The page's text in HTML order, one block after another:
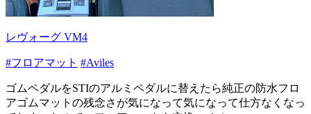
レヴォーグ VM4
#フロアマット #Aviles
ゴムペダルをSTIのアルミペダルに替えたら純正の防水フロ
アゴムマットの残念さが気になって気になって仕方なくなっ